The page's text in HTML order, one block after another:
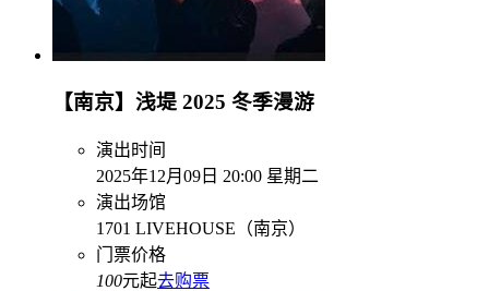
【南京】浅堤 2025 冬季漫游
演出时间
2025年12月09日 20:00 星期二
演出场馆
1701 LIVEHOUSE（南京）
门票价格
100元起去购票